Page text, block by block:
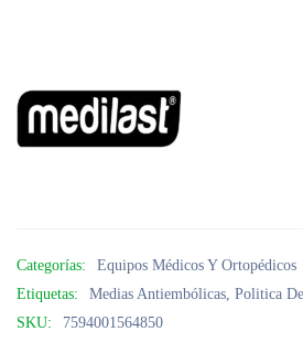
Categorías:
Equipos Médicos Y Ortopédicos
Etiquetas:
Medias Antiembólicas Politica
SKU:
7594001564850